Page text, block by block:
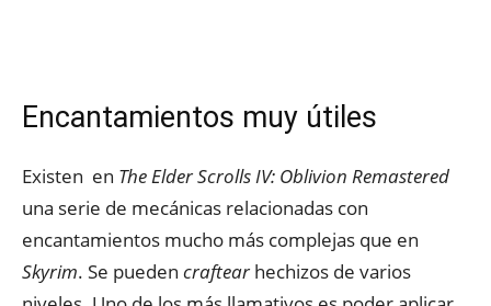
Encantamientos muy útiles
Existen en The Elder Scrolls IV: Oblivion Remastered
una serie de mecánicas relacionadas con
encantamientos mucho más complejas que en
Skyrim. Se pueden craftearhechizos de varios